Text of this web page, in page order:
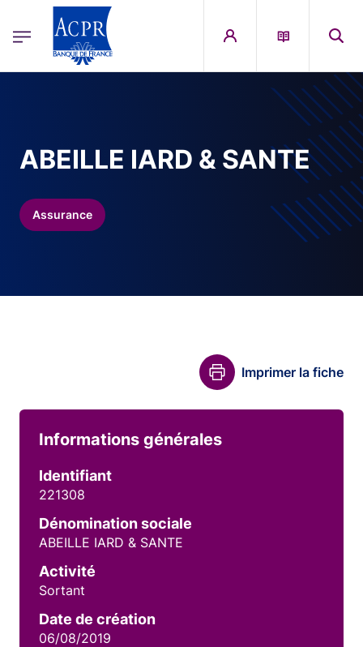
ACPR Menu Principal (French)
ABEILLE IARD & SANTE
Assurance
Imprimer la fiche
Informations générales
Identifiant
221308
Dénomination sociale
ABEILLE IARD & SANTE
Activité
Sortant
Date de création
06/08/2019